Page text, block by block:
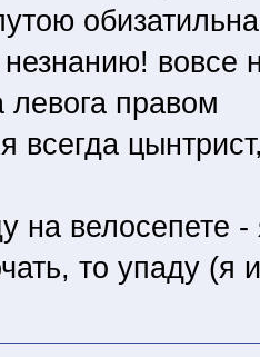
обизатильна
вовсе
правом
всегда
на велосепете -
то упаду (я